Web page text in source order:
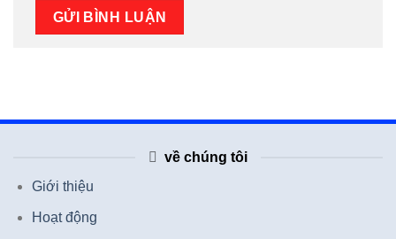
về chúng tôi
Giới thiệu
Hoạt động